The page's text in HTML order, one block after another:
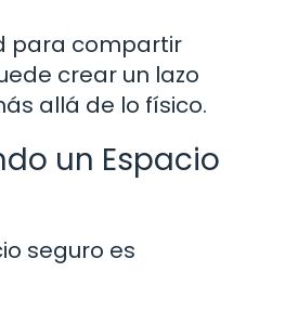
para compartir
crear un lazo
allá de lo físico.
un Espacio
seguro es